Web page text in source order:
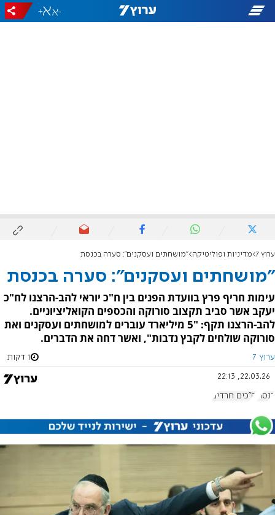
-
+
ערוץ 7 מדיניות ופוליטיקה "מושחתים ועסקנים": סערה בכנסת
"מושחתים ועסקנים": סערה בכנסת
עימות חריף פרץ בוועדת הפנים בין ח"כ יוראי להב-הרצנו לח"כ
יעקב אשר סביב תקצוב סורוקה והכספים הקואליציוניים.
להב-הרצנו תקף: "5 מיליארד עוברים למושחתים ועסקנים ואת
סורוקה שולחים לקבץ נדבות", ואשר דחה את הדברים.
ערוץ 7 1 דקות
22.03.26, 22:13
כנסת ח"כים חרדים